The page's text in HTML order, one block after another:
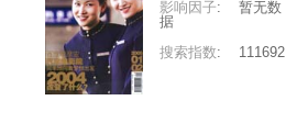
影响因子:
暂无数
据
搜索指数: 111692